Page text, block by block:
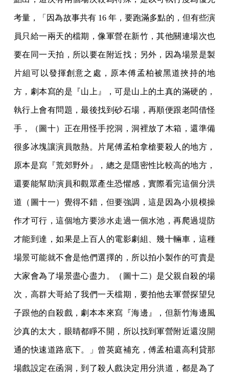
考量，「因為故事共有 16 年，要跑滿多點的，但有些演
員只給一兩天的檔期，像軍營在新竹，其他關連場次也
要在同一天拍，所以要在附近找；另外，因為場景是製
片組可以發揮創意之處，原本傅孟柏被黑道挾持的地
方，劇本寫的是『山上』，可是山上的土真的滿硬的，
執行上會有問題，最後找到砂石場，再順便跟老闆借怪
手，（圖十）正在用怪手挖洞，洞裡放了木箱，還準備
很多冰塊讓演員散熱。片尾傅孟柏拿槍要殺人的地方，
原本是寫『荒郊野外』，總之是隱密性比較高的地方，
還要能幫助演員和觀眾產生恐懼感，實際看完這個分洪
道（圖十一）覺得不錯，但要強調，這是因為小規模操
作才可行，這個地方要涉水走過一個水池，再爬過堤防
才能到達，如果是上百人的電影劇組、幾十輛車，這種
場景可能就不會是他們選擇的，所以拍小製作的可貴是
大家會為了場景盡心盡力。（圖十二）是父親自殺的場
次，高群大哥給了我們一天檔期，要拍他去軍營探望兒
子跟他的自殺戲，劇本本來寫『海邊』，但新竹海邊風
沙真的太大，眼睛都睜不開，所以找到軍營附近還沒開
通的快速道路底下。」曾英庭補充，傅孟柏還高利貸那
場戲設定在函洞，到了殺人戲決定用分洪道，都是為了